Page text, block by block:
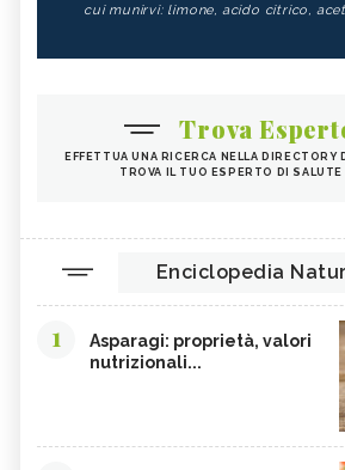
cui munirvi: limone, acido citrico,
Trova
EFFETTUA UNA RICERCA NELLA DIRECTORY
TROVA IL TUO ESPERTO DI SALUTE
Enciclopedia
1
Asparagi: proprietà, valori
nutrizionali...